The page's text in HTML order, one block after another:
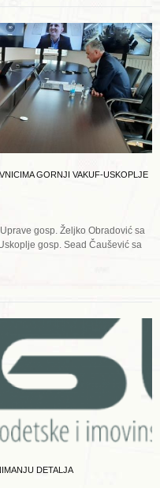
GORNJI VAKUF-USKOPLJE
gosp. Željko Obradović sa
gosp. Sead Čaušević sa
DETALJA